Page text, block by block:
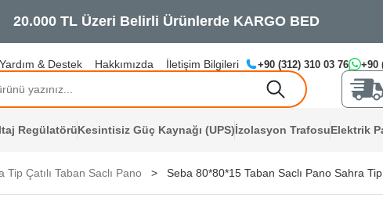
20.000 TL Üzeri Bel
Yardım & Destek Hakkımızda İletişim Bilgileri +90 (312) 310 03 76 +90
RegülatörüKesintisiz Güç Kaynağı (UPS)İzolasyon TrafosuElektrik
Tip Çatılı Taban Saclı Pano Seba 80*80*15 Taban Saclı Pano Sahra